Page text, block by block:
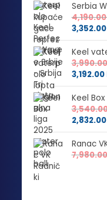
Serbia
3,352.00
Keel
3,192.00
Keel Box
2,832.00
Ranac